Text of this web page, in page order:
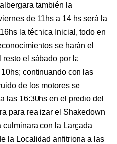
también la
de 11hs a 14 hs será la
la técnica Inicial, todo en
se harán el
resto el sábado por la
continuando con las
de los motores se
las 16:30hs en el predio del
para realizar el Shakedown
culminara con la Largada
la Localidad anfitriona a las